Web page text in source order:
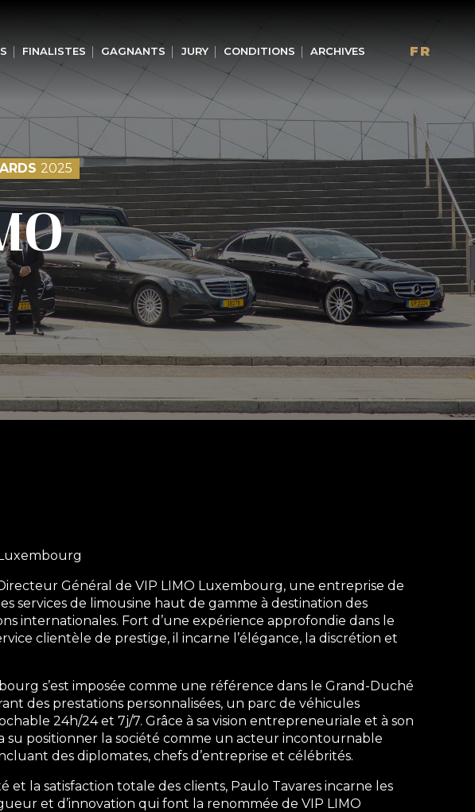
FINALISTES GAGNANTS JURY CONDITIONS ARCHIVES FR
2025
Général de VIP LIMO Luxembourg, une entreprise de
services de limousine haut de gamme à destination des
internationales. Fort d’une expérience approfondie dans le
clientèle de prestige, il incarne l’élégance, la discrétion et
s’est imposée comme une référence dans le Grand-Duché
des prestations personnalisées, un parc de véhicules
24h/24 et 7j/7. Grâce à sa vision entrepreneuriale et à son
su positionner la société comme un acteur incontournable
des diplomates, chefs d’entreprise et célébrités.
et la satisfaction totale des clients, Paulo Tavares incarne les
et d’innovation qui font la renommée de VIP LIMO